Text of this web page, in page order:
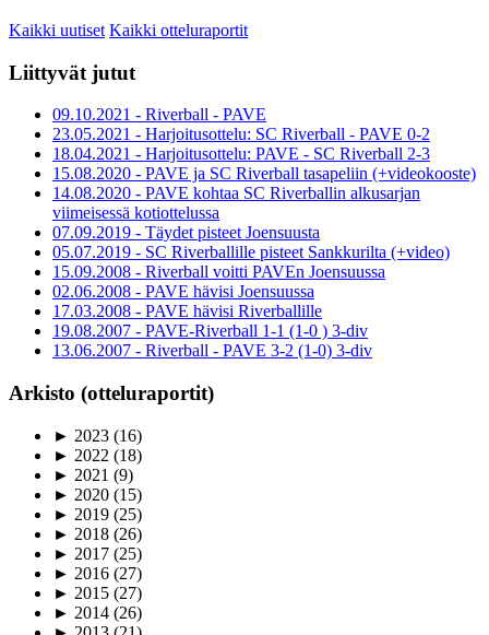
Kaikki uutiset Kaikki otteluraportit
Liittyvät jutut
09.10.2021 - Riverball - PAVE
23.05.2021 - Harjoitusottelu: SC Riverball - PAVE 0-2
18.04.2021 - Harjoitusottelu: PAVE - SC Riverball 2-3
15.08.2020 - PAVE ja SC Riverball tasapeliin (+videokooste)
14.08.2020 - PAVE kohtaa SC Riverballin alkusarjan
viimeisessä kotiottelussa
07.09.2019 - Täydet pisteet Joensuusta
05.07.2019 - SC Riverballille pisteet Sankkurilta (+video)
15.09.2008 - Riverball voitti PAVEn Joensuussa
02.06.2008 - PAVE hävisi Joensuussa
17.03.2008 - PAVE hävisi Riverballille
19.08.2007 - PAVE-Riverball 1-1 (1-0 ) 3-div
13.06.2007 - Riverball - PAVE 3-2 (1-0) 3-div
Arkisto (otteluraportit)
► 2023 (16)
► 2022 (18)
► 2021 (9)
► 2020 (15)
► 2019 (25)
► 2018 (26)
► 2017 (25)
► 2016 (27)
► 2015 (27)
► 2014 (26)